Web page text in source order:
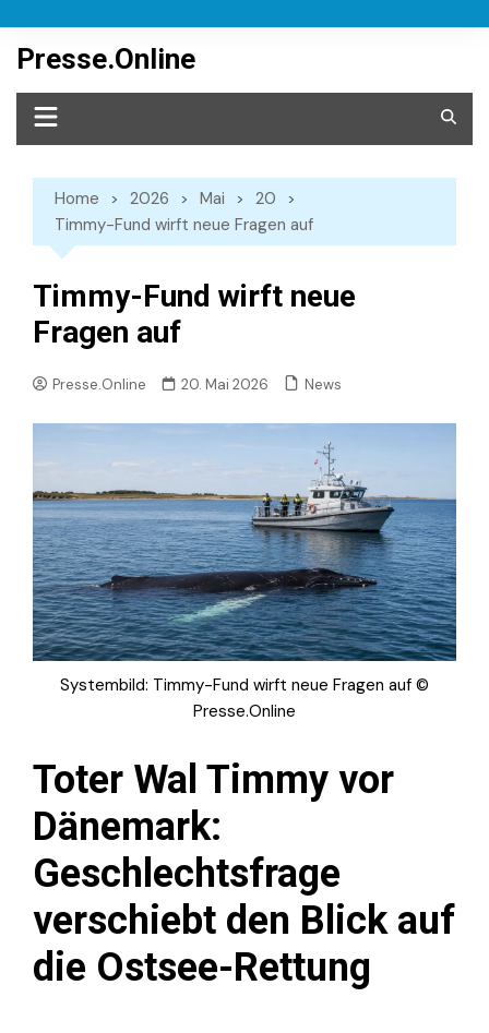
content
Presse.Online
Home 2026 Mai
20
Timmy-Fund wirft neue Fragen auf
Timmy-Fund wirft neue
Fragen auf
Presse.Online 20. Mai 2026 News
Systembild: Timmy-Fund wirft neue Fragen auf ©
Presse.Online
Toter Wal Timmy vor
Dänemark:
Geschlechtsfrage
verschiebt den Blick auf
die Ostsee-Rettung